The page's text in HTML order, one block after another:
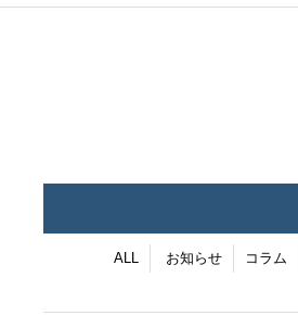
ALL お知らせ コラム